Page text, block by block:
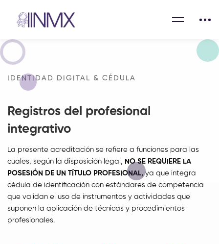
IDENTIDAD DIGITAL & CÉDULA
Registros del profesional
integrativo
La presente acreditación se refiere a funciones para las
cuales, según la disposición legal, NO SE REQUIERE LA
POSESIÓN DE UN TÍTULO PROFESIONAL, ya que integra
cédula de identificación con estándares de competencia
que validan el uso de instrumentos y actividades que
suponen la aplicación de técnicas y procedimientos
profesionales.